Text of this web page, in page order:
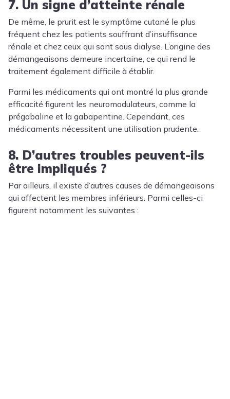
7. Un signe d’atteinte rénale
De même, le prurit est le symptôme cutané le plus
fréquent chez les patients souffrant d’insuffisance
rénale et chez ceux qui sont sous dialyse. L’origine des
démangeaisons demeure incertaine, ce qui rend le
traitement également difficile à établir.
Parmi les médicaments qui ont montré la plus grande
efficacité figurent les neuromodulateurs, comme la
prégabaline et la gabapentine. Cependant, ces
médicaments nécessitent une utilisation prudente.
8. D’autres troubles peuvent-ils
être impliqués ?
Par ailleurs, il existe d’autres causes de démangeaisons
qui affectent les membres inférieurs. Parmi celles-ci
figurent notamment les suivantes :